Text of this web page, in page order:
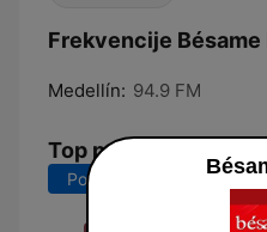
Frekvencije Bésame
Medellín: 94.9 FM
Top pesme
Poslednjih 7 dana